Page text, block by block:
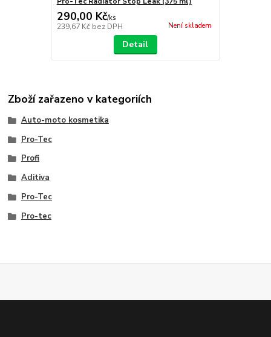
290,00 Kč/ks
239,67 Kč bez DPH Není skladem
Detail
Zboží zařazeno v kategoriích
Auto-moto kosmetika
Pro-Tec
Profi
Aditiva
Pro-Tec
Pro-tec